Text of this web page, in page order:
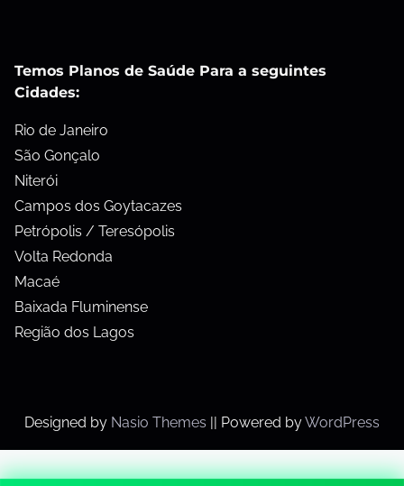
Temos Planos de Saúde Para a seguintes
Cidades:
Rio de Janeiro
São Gonçalo
Niterói
Campos dos Goytacazes
Petrópolis / Teresópolis
Volta Redonda
Macaé
Baixada Fluminense
Região dos Lagos
Designed by Nasio Themes Powered byWordPress